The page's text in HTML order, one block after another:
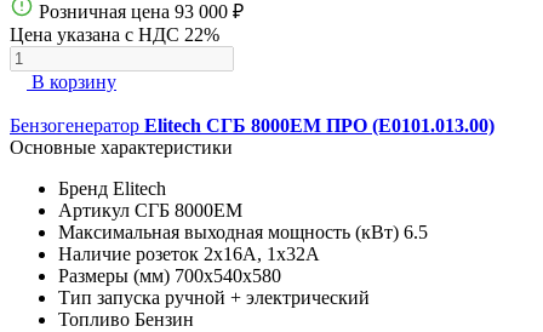
Розничная цена 93 000 ₽
Цена указана с НДС 22%
В корзину
Бензогенератор Elitech СГБ 8000EМ ПРО (E0101.013.00)
Основные характеристики
Бренд Elitech
Артикул СГБ 8000EМ
Максимальная выходная мощность (кВт) 6.5
Наличие розеток 2х16А, 1х32А
Размеры (мм) 700x540x580
Тип запуска ручной + электрический
Топливо Бензин